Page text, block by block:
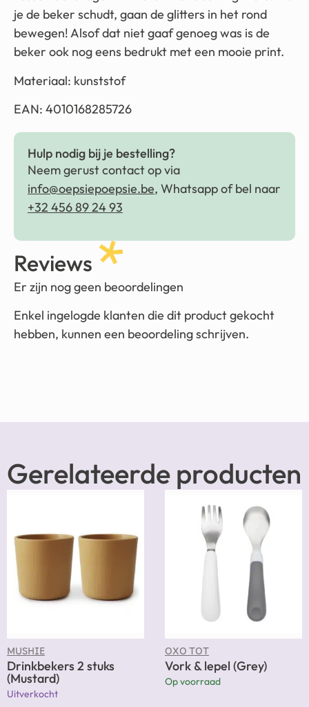
je de beker schudt, gaan de glitters in het rond
bewegen! Alsof dat niet gaaf genoeg was is de
beker ook nog eens bedrukt met een mooie print.
Materiaal: kunststof
EAN: 4010168285726
Hulp nodig bij je bestelling?
Neem gerust contact op via
info@oepsiepoepsie.be, Whatsapp of bel naar
+32 456 89 24 93
Reviews
Er zijn nog geen beoordelingen
Enkel ingelogde klanten die dit product gekocht
hebben, kunnen een beoordeling schrijven.
Gerelateerde producten
MUSHIE
Drinkbekers 2 stuks
(Mustard)
Uitverkocht
OXO TOT
Vork & lepel (Grey)
Op voorraad